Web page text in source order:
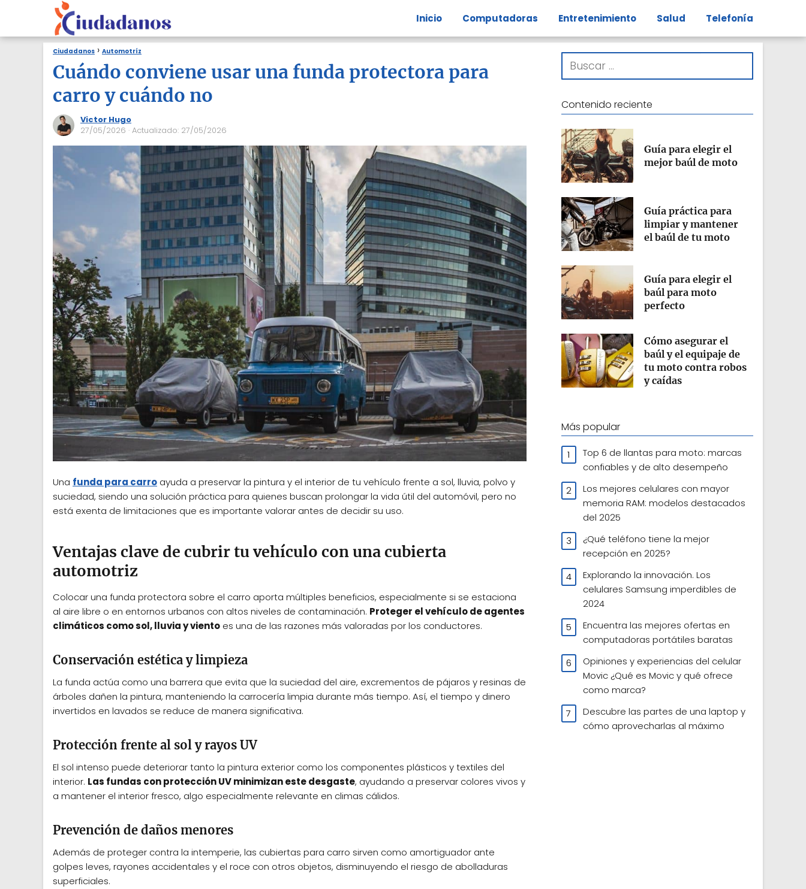
Inicio Computadoras Entretenimiento Salud Telefonía
Ciudadanos Automotríz
Cuándo conviene usar una funda protectora para
carro y cuándo no
Victor Hugo
27/05/2026 · Actualizado: 27/05/2026
Una funda para carro ayuda a preservar la pintura y el interior de tu vehículo frente a sol, lluvia, polvo y
suciedad, siendo una solución práctica para quienes buscan prolongar la vida útil del automóvil, pero no
está exenta de limitaciones que es importante valorar antes de decidir su uso.
Ventajas clave de cubrir tu vehículo con una cubierta
automotriz
Colocar una funda protectora sobre el carro aporta múltiples beneficios, especialmente si se estaciona
al aire libre o en entornos urbanos con altos niveles de contaminación. Proteger el vehículo de agentes
climáticos como sol, lluvia y viento es una de las razones más valoradas por los conductores.
Conservación estética y limpieza
La funda actúa como una barrera que evita que la suciedad del aire, excrementos de pájaros y resinas de
árboles dañen la pintura, manteniendo la carrocería limpia durante más tiempo. Así, el tiempo y dinero
invertidos en lavados se reduce de manera significativa.
Protección frente al sol y rayos UV
El sol intenso puede deteriorar tanto la pintura exterior como los componentes plásticos y textiles del
interior. Las fundas con protección UV minimizan este desgaste, ayudando a preservar colores vivos y
a mantener el interior fresco, algo especialmente relevante en climas cálidos.
Prevención de daños menores
Además de proteger contra la intemperie, las cubiertas para carro sirven como amortiguador ante
golpes leves, rayones accidentales y el roce con otros objetos, disminuyendo el riesgo de abolladuras
superficiales.
Contenido reciente
Guía para elegir el
mejor baúl de moto
Guía práctica para
limpiar y mantener
el baúl de tu moto
Guía para elegir el
baúl para moto
perfecto
Cómo asegurar el
baúl y el equipaje de
tu moto contra robos
y caídas
Más popular
Top 6 de llantas para moto: marcas
confiables y de alto desempeño
Los mejores celulares con mayor
memoria RAM: modelos destacados
del 2025
¿Qué teléfono tiene la mejor
recepción en 2025?
Explorando la innovación. Los
celulares Samsung imperdibles de
2024
Encuentra las mejores ofertas en
computadoras portátiles baratas
Opiniones y experiencias del celular
Movic ¿Qué es Movic y qué ofrece
como marca?
Descubre las partes de una laptop y
cómo aprovecharlas al máximo